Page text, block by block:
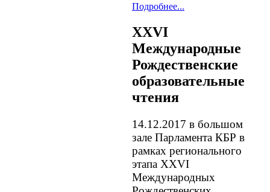
Подробнее...
XXVI
Международные
Рождественские
образовательные
чтения
14.12.2017 в большом
зале Парламента КБР в
рамках регионального
этапа XXVI
Международных